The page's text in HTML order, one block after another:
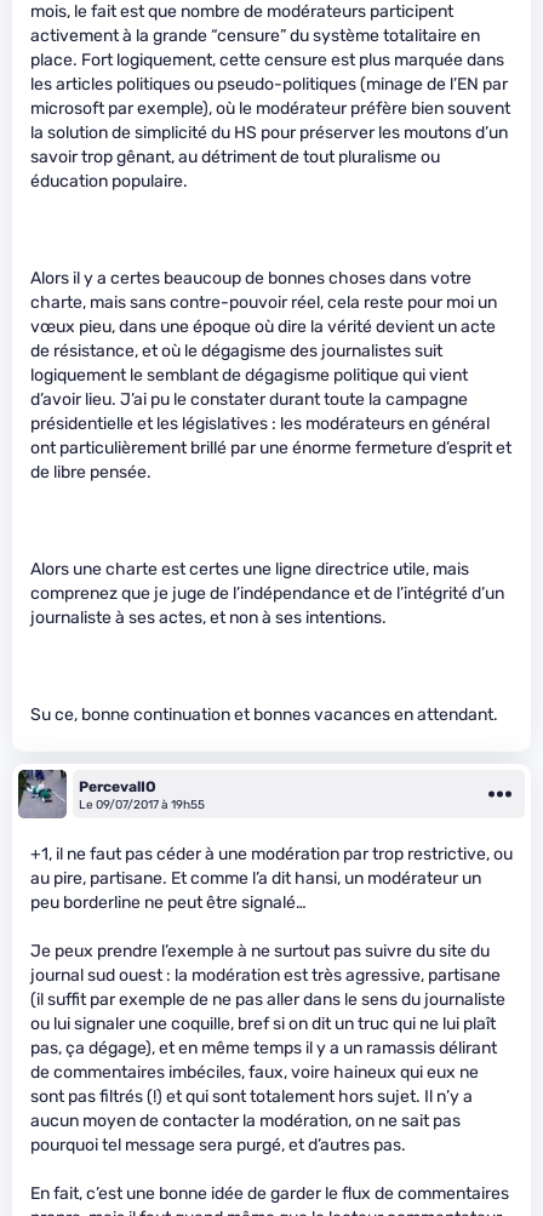
mois, le fait est que nombre de modérateurs participent
activement à la grande “censure” du système totalitaire en
place. Fort logiquement, cette censure est plus marquée dans
les articles politiques ou pseudo-politiques (minage de l’EN par
microsoft par exemple), où le modérateur préfère bien souvent
la solution de simplicité du HS pour préserver les moutons d’un
savoir trop gênant, au détriment de tout pluralisme ou
éducation populaire.
Alors il y a certes beaucoup de bonnes choses dans votre
charte, mais sans contre-pouvoir réel, cela reste pour moi un
vœux pieu, dans une époque où dire la vérité devient un acte
de résistance, et où le dégagisme des journalistes suit
logiquement le semblant de dégagisme politique qui vient
d’avoir lieu. J’ai pu le constater durant toute la campagne
présidentielle et les législatives : les modérateurs en général
ont particulièrement brillé par une énorme fermeture d’esprit et
de libre pensée.
Alors une charte est certes une ligne directrice utile, mais
comprenez que je juge de l’indépendance et de l’intégrité d’un
journaliste à ses actes, et non à ses intentions.
Su ce, bonne continuation et bonnes vacances en attendant.
PercevalIO
Le 09/07/2017 à 19h55
+1, il ne faut pas céder à une modération par trop restrictive, ou
au pire, partisane. Et comme l’a dit hansi, un modérateur un
peu borderline ne peut être signalé…
Je peux prendre l’exemple à ne surtout pas suivre du site du
journal sud ouest : la modération est très agressive, partisane
(il suffit par exemple de ne pas aller dans le sens du journaliste
ou lui signaler une coquille, bref si on dit un truc qui ne lui plaît
pas, ça dégage), et en même temps il y a un ramassis délirant
de commentaires imbéciles, faux, voire haineux qui eux ne
sont pas filtrés (!) et qui sont totalement hors sujet. Il n’y a
aucun moyen de contacter la modération, on ne sait pas
pourquoi tel message sera purgé, et d’autres pas.
En fait, c’est une bonne idée de garder le flux de commentaires